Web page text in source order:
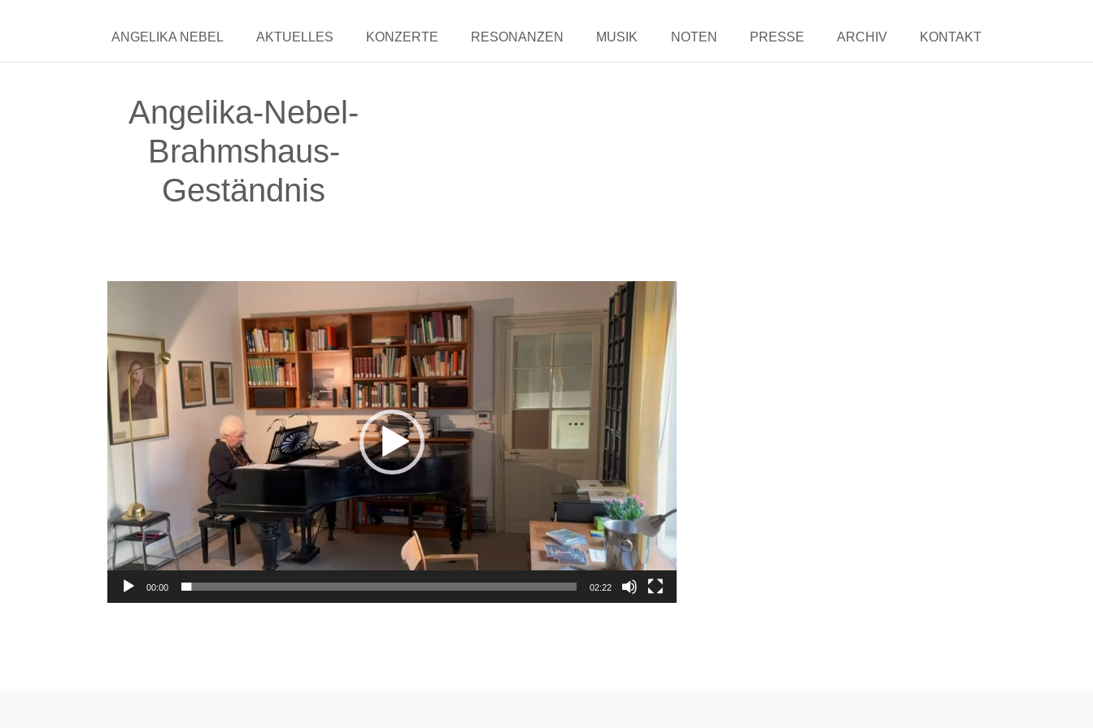
ANGELIKA NEBEL AKTUELLES KONZERTE RESONANZEN MUSIK NOTEN PRESSE ARCHIV KONTAKT
Angelika-Nebel-
Brahmshaus-
Geständnis
00:00 02:22